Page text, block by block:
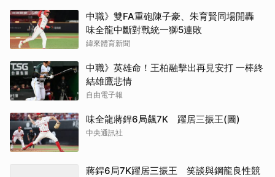
中職》雙FA重砲陳子豪、朱育賢同場開轟
味全龍中斷對戰統一獅5連敗
緯來體育新聞
中職》英雄命！王柏融擊出再見安打 一棒終
結雄鷹悲情
自由電子報
味全龍蔣銲6局飆7K 躍居三振王(圖)
中央通訊社
蔣銲6局7K躍居三振王 笑談與鋼龍良性競